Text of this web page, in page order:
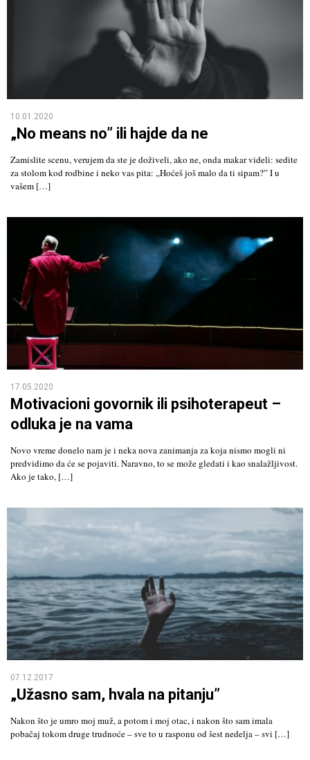
10.01.2020
„No means no” ili hajde da ne
Zamislite scenu, verujem da ste je doživeli, ako ne, onda makar videli: sedite
za stolom kod rodbine i neko vas pita: „Hoćeš još malo da ti sipam?” I u
vašem […]
17.05.2020
Motivacioni govornik ili psihoterapeut –
odluka je na vama
Novo vreme donelo nam je i neka nova zanimanja za koja nismo mogli ni
predvidimo da će se pojaviti. Naravno, to se može gledati i kao snalažljivost.
Ako je tako, […]
07.12.2017
„Užasno sam, hvala na pitanju”
Nakon što je umro moj muž, a potom i moj otac, i nakon što sam imala
pobačaj tokom druge trudnoće – sve to u rasponu od šest nedelja – svi […]